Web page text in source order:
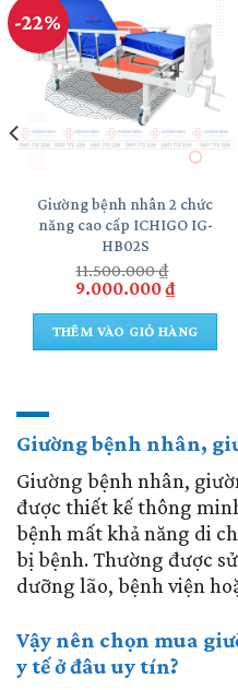
-22%
Giường bệnh nhân 2 chức
năng cao cấp ICHIGO IG-
HB02S
11.500.000₫
Giá
là:
11.500.000 ₫.
9.000.000₫Giá
tại
THÊM VÀO GIỎ HÀNG
Giường bệnh nhân,
Giường bệnh nhân,
được thiết kế thông
bệnh mất khả năng di
bị bệnh. Thường được
dưỡng lão, bệnh viện
Vậy nên chọn mua
y tế ở đâu uy tín?